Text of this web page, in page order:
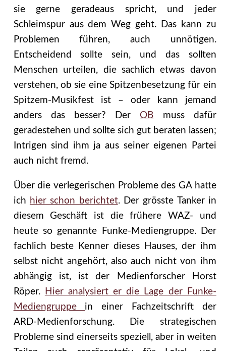
sie gerne geradeaus spricht, und jeder
Schleimspur aus dem Weg geht. Das kann zu
Problemen führen, auch unnötigen.
Entscheidend sollte sein, und das sollten
Menschen urteilen, die sachlich etwas davon
verstehen, ob sie eine Spitzenbesetzung für ein
Spitzem-Musikfest ist – oder kann jemand
anders das besser? Der OB muss dafür
geradestehen und sollte sich gut beraten lassen;
Intrigen sind ihm ja aus seiner eigenen Partei
auch nicht fremd.
Über die verlegerischen Probleme des GA hatte
ich hier schon berichtet. Der grösste Tanker in
diesem Geschäft ist die frühere WAZ- und
heute so genannte Funke-Mediengruppe. Der
fachlich beste Kenner dieses Hauses, der ihm
selbst nicht angehört, also auch nicht von ihm
abhängig ist, ist der Medienforscher Horst
Röper.
Hier analysiert er die Lage der Funke-
Mediengruppe in einer Fachzeitschrift der
ARD-Medienforschung. Die strategischen
Probleme sind einerseits speziell, aber in weiten